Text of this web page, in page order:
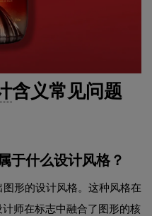
含义常见问题
于什么设计风格？
形的设计风格。这种风格在
师在标志中融合了图形的核